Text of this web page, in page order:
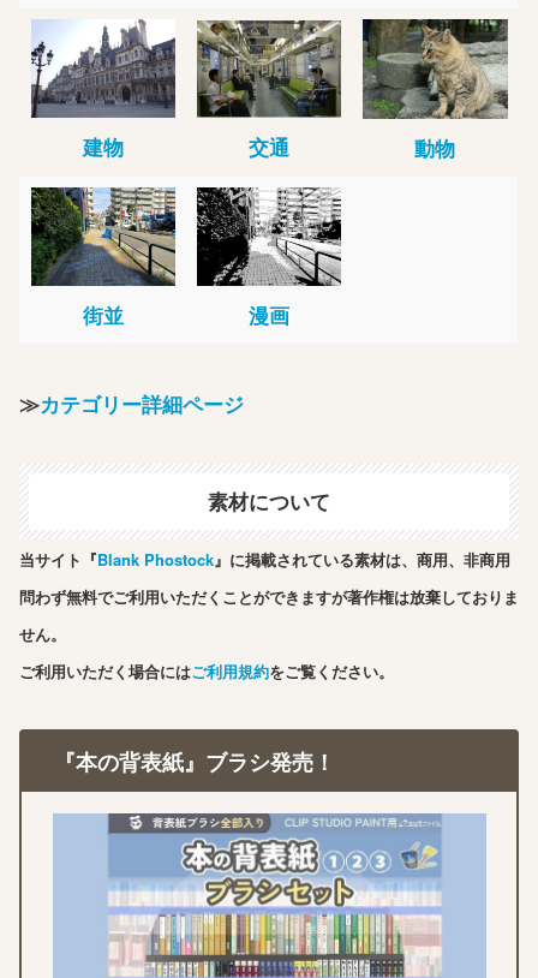
建物 交通 動物
街並 漫画
≫カテゴリー詳細ページ
素材について
当サイト『Blank Phostock』に掲載されている素材は、商用、非商用
問わず無料でご利用いただくことができますが著作権は放棄しておりま
せん。
ご利用いただく場合にはご利用規約をご覧ください。
『本の背表紙』ブラシ発売！